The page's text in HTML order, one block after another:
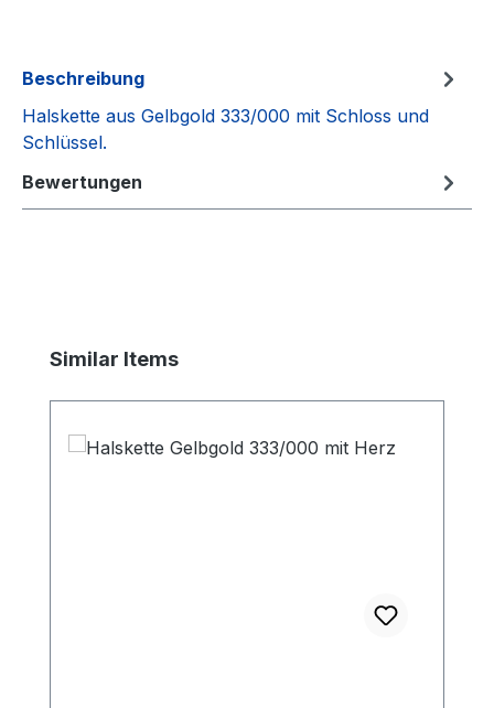
Beschreibung
Halskette aus Gelbgold 333/000 mit Schloss und
Schlüssel.
Bewertungen
Produktgalerie überspringen
Similar Items